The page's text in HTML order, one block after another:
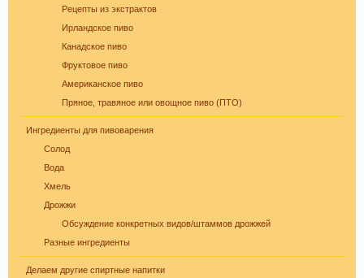
Кофе оказывает воздействие на
преждевременное старение человека и
способствует развитию онкозаболеваний. Пиво
же наоборот защищает ДНК.
Рецепты из экстрактов
Ирландское пиво
Канадское пиво
Фруктовое пиво
Американское пиво
Пряное, травяное или овощное пиво (ПТО)
Ингредиенты для пивоварения
Солод
Вода
Хмель
Дрожжи
Обсуждение конкретных видов/штаммов дрожжей
Разные ингредиенты
Делаем другие спиртные напитки